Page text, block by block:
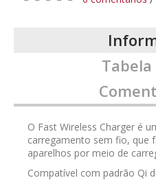
O Fast Wireless Charger é
carregamento sem fio, que
aparelhos por meio de
Compatível com padrão Qi